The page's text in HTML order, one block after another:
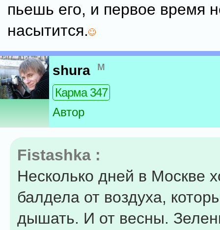
пьешь его, и первое время
насытится.
shura м
Карма 347
Автор
Fistashka :
Несколько дней в Москве
балдела от воздуха,
дышать. И от весны.